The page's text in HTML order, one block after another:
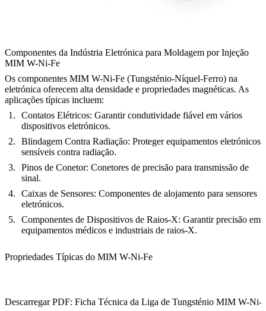
Componentes da Indústria Eletrónica para Moldagem por Injeção
MIM W-Ni-Fe
Os componentes MIM W-Ni-Fe (Tungsténio-Níquel-Ferro) na
eletrónica oferecem alta densidade e propriedades magnéticas. As
aplicações típicas incluem:
Contatos Elétricos: Garantir condutividade fiável em vários
dispositivos eletrónicos.
Blindagem Contra Radiação: Proteger equipamentos eletrónicos
sensíveis contra radiação.
Pinos de Conetor: Conetores de precisão para transmissão de
sinal.
Caixas de Sensores: Componentes de alojamento para sensores
eletrónicos.
Componentes de Dispositivos de Raios-X: Garantir precisão em
equipamentos médicos e industriais de raios-X.
Propriedades Típicas do MIM W-Ni-Fe
Descarregar PDF: Ficha Técnica da Liga de Tungsténio MIM W-Ni-